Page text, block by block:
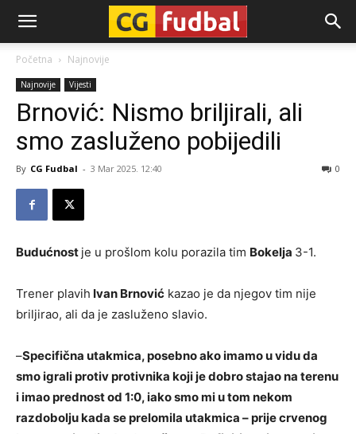
CG-
Fudbal
Početna Najnovije
Najnovije Vijesti
Brnović: Nismo briljirali, ali
smo zasluženo pobijedili
By CG Fudbal - 3 Mar 2025. 12:40 0
Budućnost je u prošlom kolu porazila tim Bokelja 3-1.
Trener plavih Ivan Brnović kazao je da njegov tim nije
briljirao, ali da je zasluženo slavio.
–Specifična utakmica, posebno ako imamo u vidu da
smo igrali protiv protivnika koji je dobro stajao na terenu
i imao prednost od 1:0, iako smo mi u tom nekom
razdobolju kada se prelomila utakmica – prije crvenog